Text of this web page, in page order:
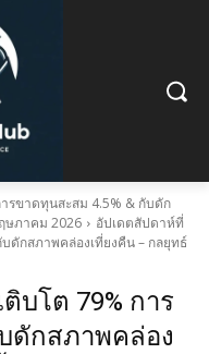
รขาดทุนสะสม 4.5% & กับดัก
ษภาคม 2026
อัปเดตสัปดาห์ที่
ดักสภาพคล่องเที่ยงคืน – กลยุทธ์
บโต 79% การ
ดักสภาพคล่อง